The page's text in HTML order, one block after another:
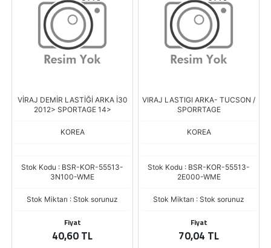
VİRAJ DEMİR LASTİĞİ ARKA İ30
2012> SPORTAGE 14>
KOREA
Stok Kodu : BSR-KOR-55513-
3N100-WME
Stok Miktarı : Stok sorunuz
Fiyat
40,60 TL
VIRAJ LASTIGI ARKA- TUCSON /
SPORRTAGE
KOREA
Stok Kodu : BSR-KOR-55513-
2E000-WME
Stok Miktarı : Stok sorunuz
Fiyat
70,04 TL